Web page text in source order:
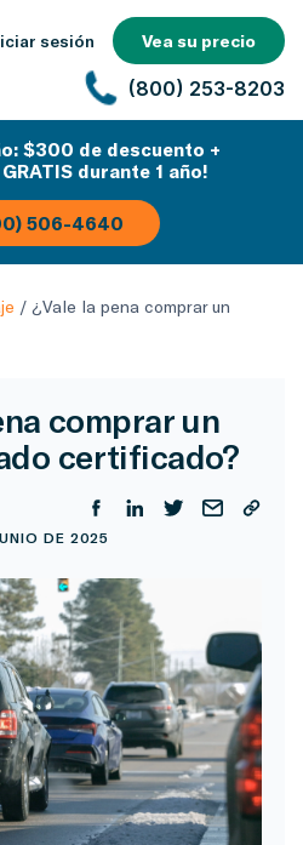
sesión Vea su precio
(800) 253-8203
$300 de descuento +
durante 1 año!
506-4640
/ ¿Vale la pena comprar un
comprar un
certificado?
DE 2025